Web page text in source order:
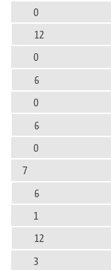
0
12
0
6
0
6
0
7
6
1
12
3